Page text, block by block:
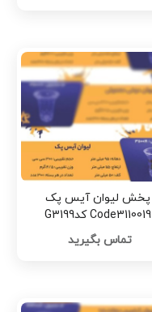
پخش لیوان آیس پک
Code3110019 کدG3199
تماس بگیرید